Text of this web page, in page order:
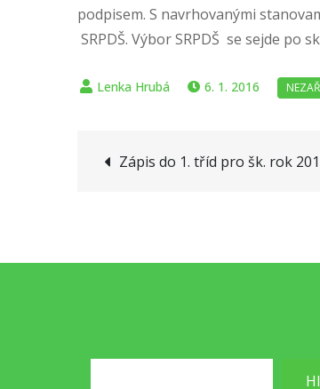
podpisem. S navrhovanými
SRPDŠ. Výbor SRPDŠ se sejde po
6. 1. 2016
Navigace
příspěvek
Zápis do 1. tříd pro šk. rok